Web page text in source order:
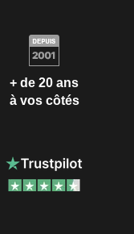
+ de 20 ans
à vos côtés